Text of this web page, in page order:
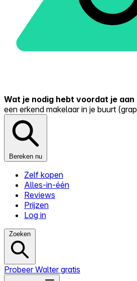
Wat je nodig hebt voordat je aan
een erkend makelaar in je buurt
Bereken nu
Zelf kopen
Alles-in-één
Reviews
Prijzen
Log in
Zoeken
Probeer Walter gratis